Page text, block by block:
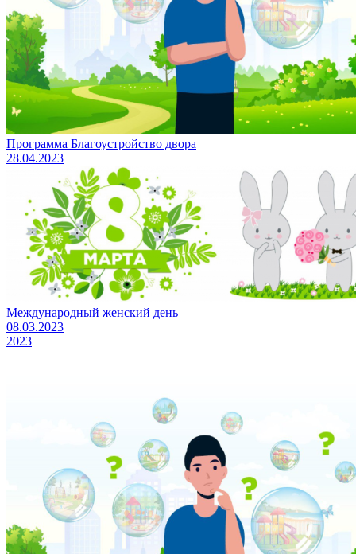
Программа Благоустройство двора
28.04.2023
Международный женский день
08.03.2023
2023